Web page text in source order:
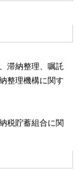
滞納整理、嘱託
整理機構に関す
税貯蓄組合に関